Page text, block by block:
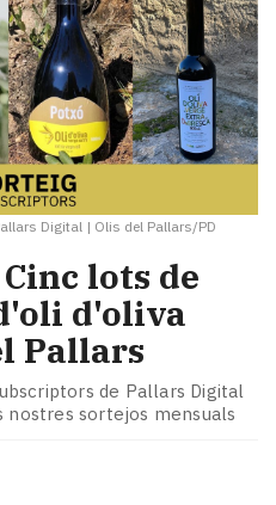
Digital | Olis del Pallars/PD
lots de
d'oliva
Pallars
de Pallars Digital
nostres sortejos mensuals